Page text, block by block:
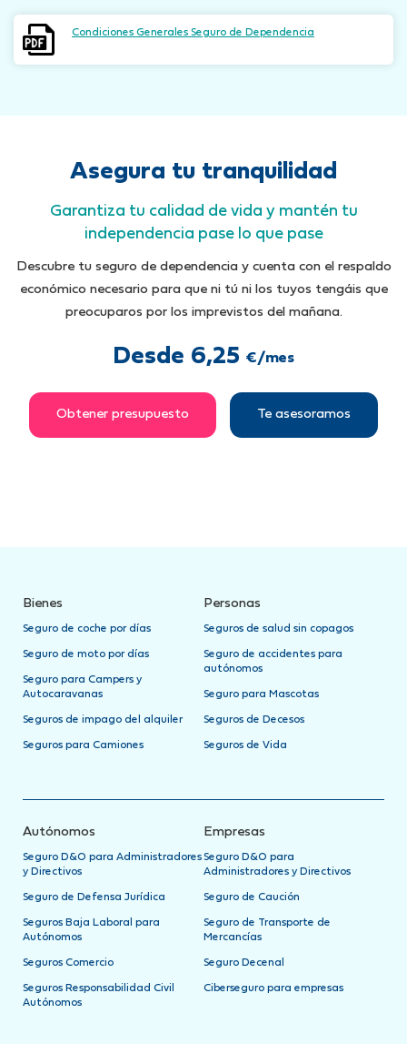
Condiciones Generales Seguro de Dependencia
Asegura tu tranquilidad
Garantiza tu calidad de vida y mantén tu
independencia pase lo que pase
Descubre tu seguro de dependencia y cuenta con el respaldo
económico necesario para que ni tú ni los tuyos tengáis que
preocuparos por los imprevistos del mañana.
Desde 6,25 €/mes
Obtener presupuesto Te asesoramos
Bienes
Seguro de coche por días
Seguro de moto por días
Seguro para Campers y
Autocaravanas
Seguros de impago del alquiler
Seguros para Camiones
Personas
Seguros de salud sin copagos
Seguro de accidentes para
autónomos
Seguro para Mascotas
Seguros de Decesos
Seguros de Vida
Autónomos
Seguro D&O para Administradores
y Directivos
Seguro de Defensa Jurídica
Seguros Baja Laboral para
Autónomos
Seguros Comercio
Seguros Responsabilidad Civil
Autónomos
Empresas
Seguro D&O para
Administradores y Directivos
Seguro de Caución
Seguro de Transporte de
Mercancías
Seguro Decenal
Ciberseguro para empresas